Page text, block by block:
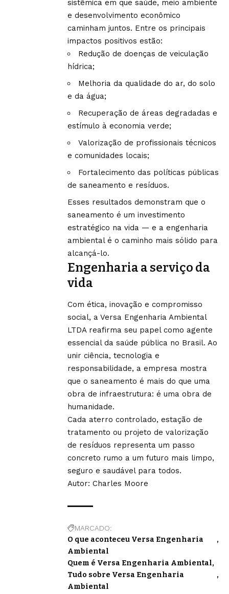
sistêmica em que saúde, meio ambiente
e desenvolvimento econômico
caminham juntos. Entre os principais
impactos positivos estão:
Redução de doenças de veiculação
hídrica;
Melhoria da qualidade do ar, do solo
e da água;
Recuperação de áreas degradadas e
estímulo à economia verde;
Valorização de profissionais técnicos
e comunidades locais;
Fortalecimento das políticas públicas
de saneamento e resíduos.
Esses resultados demonstram que o
saneamento é um investimento
estratégico na vida — e a engenharia
ambiental é o caminho mais sólido para
alcançá-lo.
Engenharia a serviço da
vida
Com ética, inovação e compromisso
social, a Versa Engenharia Ambiental
LTDA reafirma seu papel como agente
essencial da saúde pública no Brasil. Ao
unir ciência, tecnologia e
responsabilidade, a empresa mostra
que o saneamento é mais do que uma
obra de infraestrutura: é uma obra de
humanidade.
Cada aterro controlado, estação de
tratamento ou projeto de valorização
de resíduos representa um passo
concreto rumo a um futuro mais limpo,
seguro e saudável para todos.
Autor: Charles Moore
MARCADO:
O que aconteceu Versa Engenharia
Ambiental
Quem é Versa Engenharia Ambiental
Tudo sobre Versa Engenharia
Ambiental